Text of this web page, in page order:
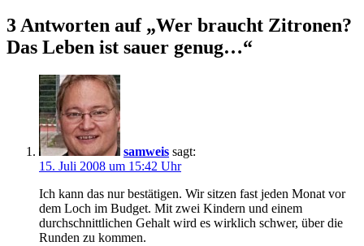
3 Antworten auf „Wer braucht Zitronen?
Das Leben ist sauer genug…“
samweis sagt:
15. Juli 2008 um 15:42 Uhr
Ich kann das nur bestätigen. Wir sitzen fast jeden Monat vor
dem Loch im Budget. Mit zwei Kindern und einem
durchschnittlichen Gehalt wird es wirklich schwer, über die
Runden zu kommen.